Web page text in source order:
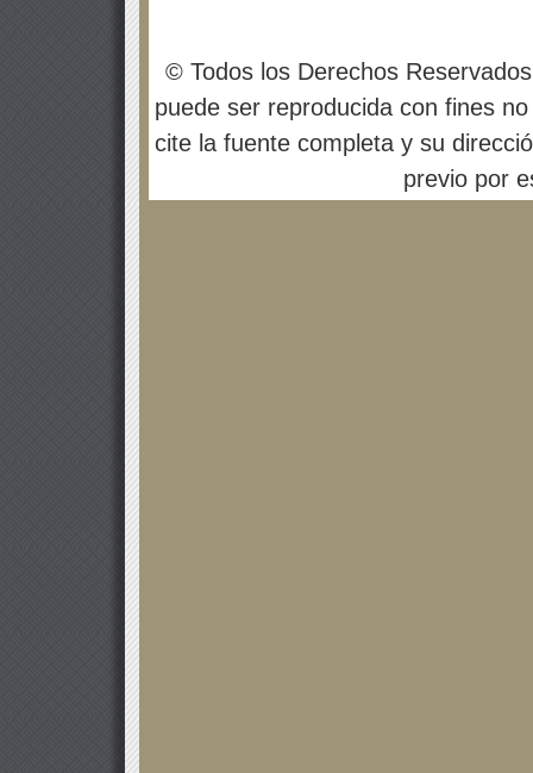
© Todos los Derechos
puede ser reproducida con fines
cite la fuente completa y su
previo por